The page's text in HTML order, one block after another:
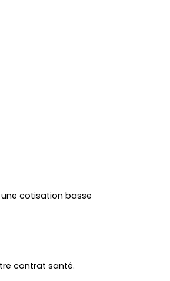
cotisation basse
contrat santé.